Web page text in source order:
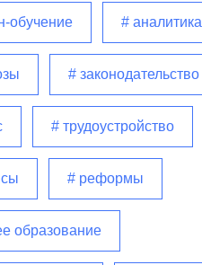
обучение # аналитика
# законодательство
# трудоустройство
# реформы
образование